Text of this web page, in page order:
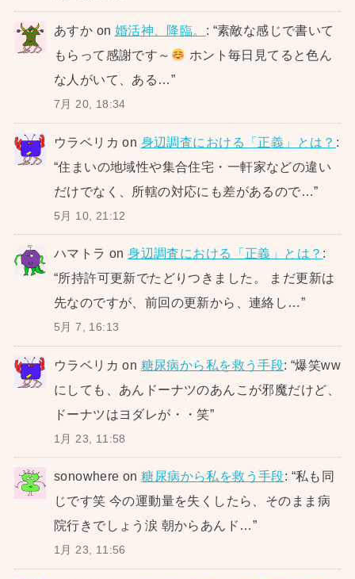
あすか on 婚活神、降臨。 : “素敵な感じで書いて
もらって感謝です～
ホント毎日見てると色ん
な人がいて、ある…”
7月 20, 18:34
ウラベリカ on 身辺調査における「正義」とは？ :
“住まいの地域性や集合住宅・一軒家などの違い
だけでなく、所轄の対応にも差があるので…”
5月 10, 21:12
ハマトラ on身辺調査における「正義」とは？ :
“所持許可更新でたどりつきました。 まだ更新は
先なのですが、前回の更新から、連絡し…”
5月 7, 16:13
ウラベリカ on 糖尿病から私を救う手段: “爆笑ww
にしても、あんドーナツのあんこが邪魔だけど、
ドーナツはヨダレが・・笑”
1月 23, 11:58
sonowhere on糖尿病から私を救う手段: “私も同
じです笑 今の運動量を失くしたら、そのまま病
院行きでしょう涙 朝からあんド…”
1月 23, 11:56